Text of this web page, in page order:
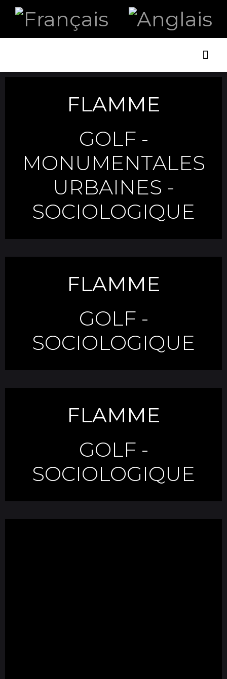
FLAMME
GOLF -
MONUMENTALES
URBAINES -
SOCIOLOGIQUE
FLAMME
GOLF -
SOCIOLOGIQUE
FLAMME
GOLF -
SOCIOLOGIQUE